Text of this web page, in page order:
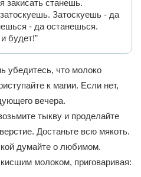
закисать станешь.
Затоскуешь - да
- да останешься.
будет!”
убедитесь, что молоко
к магии. Если нет,
вечера.
тыкву и проделайте
Достаньте всю мякоть.
думайте о любимом.
молоком, приговаривая: